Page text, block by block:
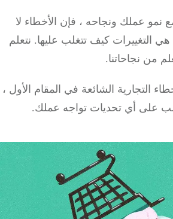
عملك ونجاحه ، فإن الأخطاء لا
كيف تتغلب عليها.نتعلم
نجاحاتنا.
الشائعة في المقام الأول ،
أي تحديات تواجه عملك.